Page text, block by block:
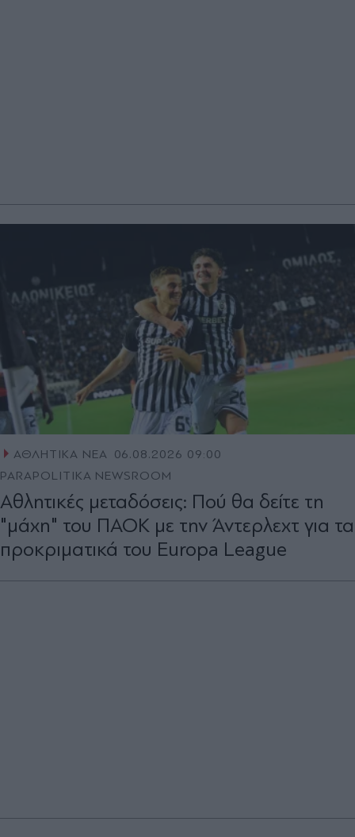
ΑΘΛΗΤΙΚΑ ΝΕΑ 06.08.2026 09:00
PARAPOLITIKA NEWSROOM
Αθλητικές μεταδόσεις: Πού θα δείτε τη
"μάχη" του ΠΑΟΚ με την Άντερλεχτ για τα
προκριματικά του Europa League